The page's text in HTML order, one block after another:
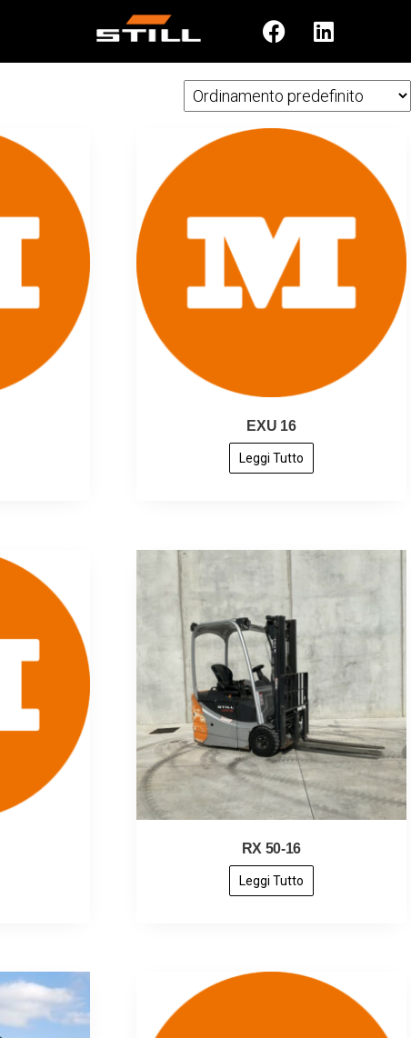
EXU 16
Leggi Tutto
RX 50-16
Leggi Tutto